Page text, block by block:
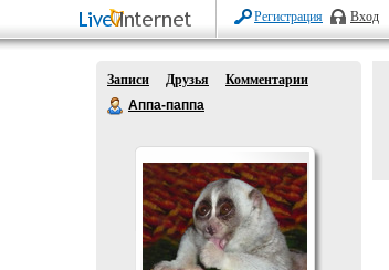
Регистрация Вход
Записи Друзья
Комментарии
Аппа-паппа